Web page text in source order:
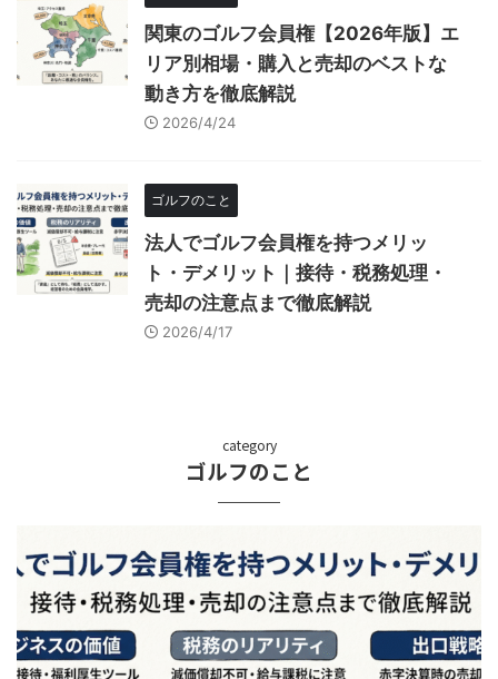
関東のゴルフ会員権【2026年版】エ
リア別相場・購入と売却のベストな
動き方を徹底解説
2026/4/24
ゴルフのこと
法人でゴルフ会員権を持つメリッ
ト・デメリット｜接待・税務処理・
売却の注意点まで徹底解説
2026/4/17
category
ゴルフのこと